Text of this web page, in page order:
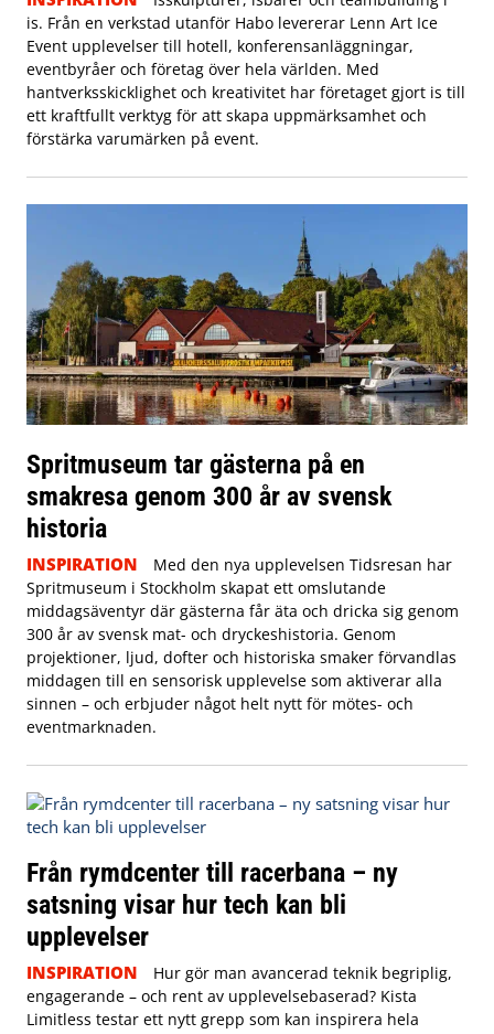
is. Från en verkstad utanför Habo levererar Lenn Art Ice
Event upplevelser till hotell, konferensanläggningar,
eventbyråer och företag över hela världen. Med
hantverksskicklighet och kreativitet har företaget gjort is till
ett kraftfullt verktyg för att skapa uppmärksamhet och
förstärka varumärken på event.
Spritmuseum tar gästerna på en
smakresa genom 300 år av svensk
historia
INSPIRATION
Med den nya upplevelsen Tidsresan har
Spritmuseum i Stockholm skapat ett omslutande
middagsäventyr där gästerna får äta och dricka sig genom
300 år av svensk mat- och dryckeshistoria. Genom
projektioner, ljud, dofter och historiska smaker förvandlas
middagen till en sensorisk upplevelse som aktiverar alla
sinnen – och erbjuder något helt nytt för mötes- och
eventmarknaden.
Från rymdcenter till racerbana – ny
satsning visar hur tech kan bli
upplevelser
INSPIRATION
Hur gör man avancerad teknik begriplig,
engagerande – och rent av upplevelsebaserad? Kista
Limitless testar ett nytt grepp som kan inspirera hela